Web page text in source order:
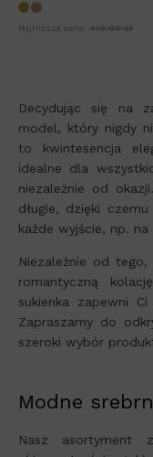
Najniższa cena: 419,99 zł
Decydując się na
model, który nigdy
to kwintesencja
idealne dla
niezależnie od
długie, dzięki
każde wyjście, np. na
Niezależnie od
romantyczną
sukienka zapewni
Zapraszamy do
szeroki wybór
Modne
Nasz asortyment